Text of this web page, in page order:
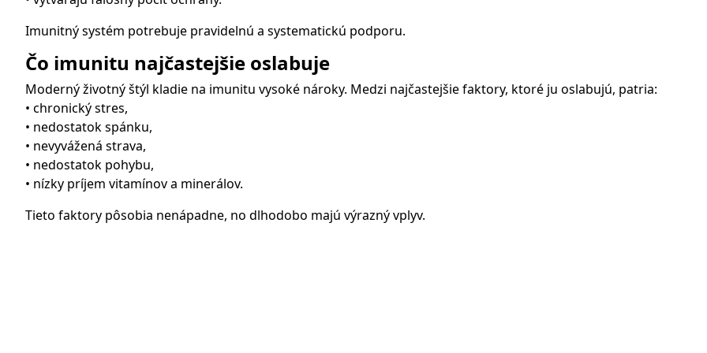
Imunitný systém potrebuje pravidelnú a systematickú podporu.
Čo imunitu najčastejšie oslabuje
Moderný životný štýl kladie na imunitu vysoké nároky. Medzi najčastejšie faktory, ktoré ju oslabujú, patria:
• chronický stres,
• nedostatok spánku,
• nevyvážená strava,
• nedostatok pohybu,
• nízky príjem vitamínov a minerálov.
Tieto faktory pôsobia nenápadne, no dlhodobo majú výrazný vplyv.